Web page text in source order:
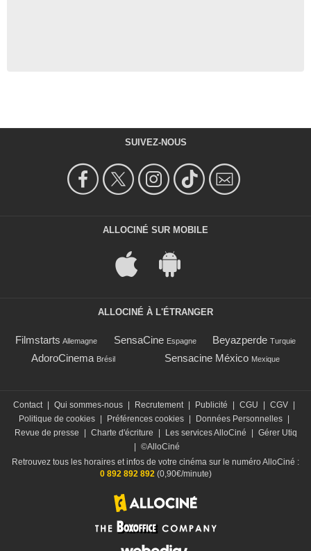
SUIVEZ-NOUS
ALLOCINÉ SUR MOBILE
ALLOCINÉ À L'ÉTRANGER
Filmstarts Allemagne SensaCine Espagne Beyazperde Turquie
AdoroCinema Brésil Sensacine México Mexique
Contact Qui sommes-nous Recrutement Publicité CGU CGV
Politique de cookies
Préférences cookies Données Personnelles
Revue de presse
Charte d'écriture Les services AlloCiné
Gérer Utiq
©AlloCiné
Retrouvez tous les horaires et infos de votre cinéma sur le numéro AlloCiné :
0 892 892 892(0,90€/minute)